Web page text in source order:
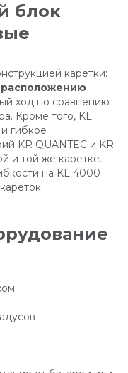
блок
каретки:
ход по сравнению
Кроме того, KL
гибкое
KR QUANTEC и KR
и той же каретке.
на KL 4000